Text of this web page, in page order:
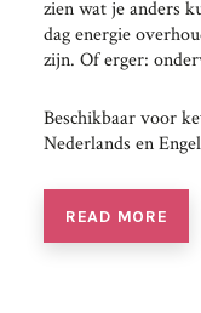
zien wat je anders
dag energie
zijn. Of erger:
Beschikbaar voor
Nederlands en
READ MORE